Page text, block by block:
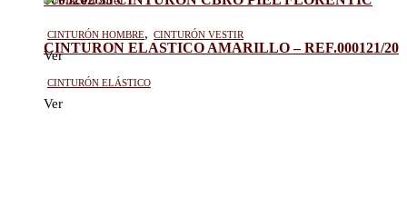
Cinturón hombre, Cinturón vestir
Ver
CINTURON ELASTICO AMARILLO – REF.000121/20
Cinturón elástico
Ver